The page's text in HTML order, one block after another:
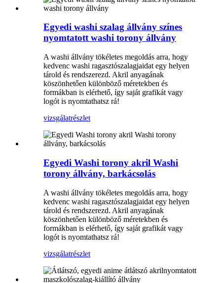
Egyedi washi szalag állvány színes
nyomtatott washi torony állvány
A washi állvány tökéletes megoldás arra, hogy
kedvenc washi ragasztószalagjaidat egy helyen
tárold és rendszerezd. Akril anyagának
köszönhetően különböző méretekben és
formákban is elérhető, így saját grafikát vagy
logót is nyomtathatsz rá!
vizsgálatrészlet
Egyedi Washi torony akril Washi
torony állvány, barkácsolás
A washi állvány tökéletes megoldás arra, hogy
kedvenc washi ragasztószalagjaidat egy helyen
tárold és rendszerezd. Akril anyagának
köszönhetően különböző méretekben és
formákban is elérhető, így saját grafikát vagy
logót is nyomtathatsz rá!
vizsgálatrészlet